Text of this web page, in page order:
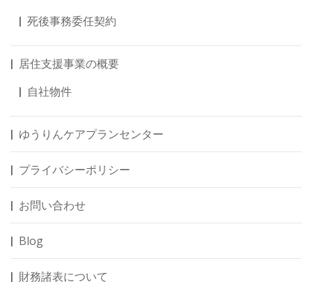
死後事務委任契約
居住支援事業の概要
自社物件
ゆうりんケアプランセンター
プライバシーポリシー
お問い合わせ
Blog
財務諸表について